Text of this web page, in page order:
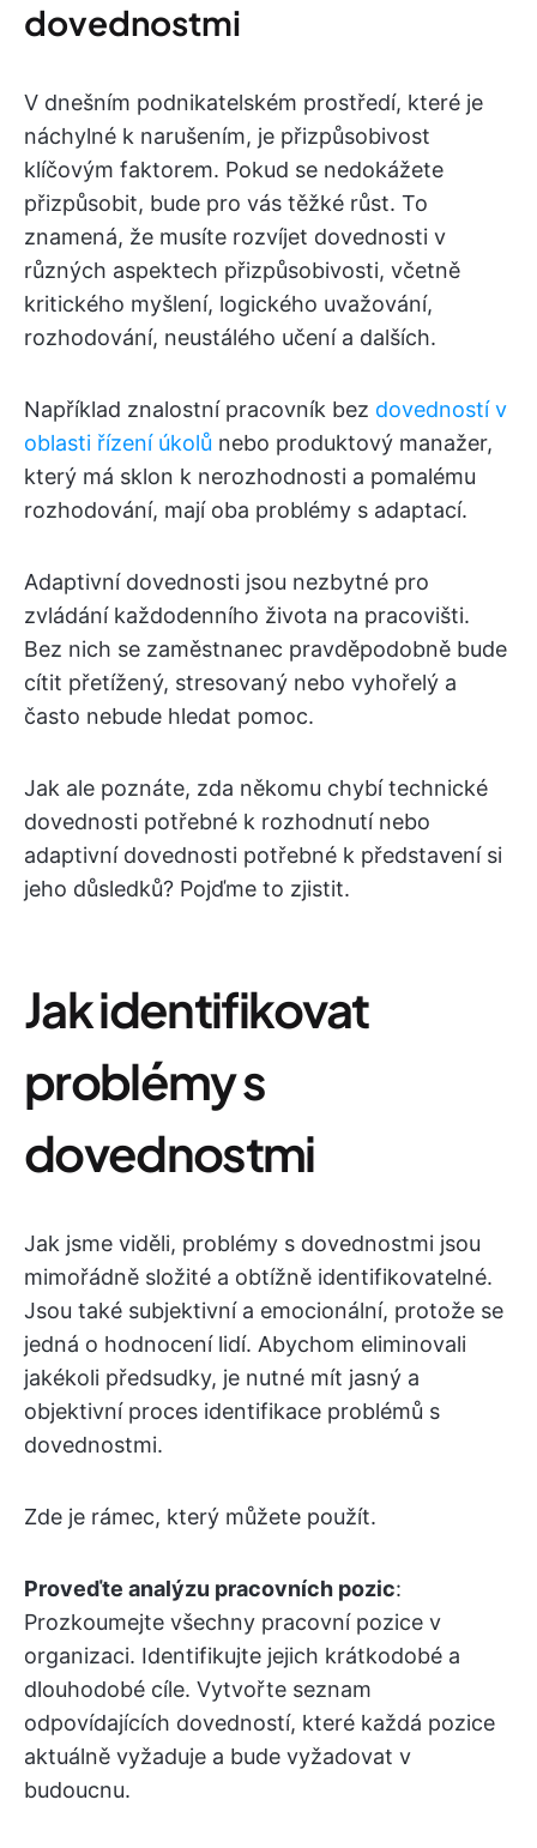
dovednostmi
V dnešním podnikatelském prostředí, které je
náchylné k narušením, je přizpůsobivost
klíčovým faktorem. Pokud se nedokážete
přizpůsobit, bude pro vás těžké růst. To
znamená, že musíte rozvíjet dovednosti v
různých aspektech přizpůsobivosti, včetně
kritického myšlení, logického uvažování,
rozhodování, neustálého učení a dalších.
Například znalostní pracovník bez dovedností v
oblasti řízení úkolů nebo produktový manažer,
který má sklon k nerozhodnosti a pomalému
rozhodování, mají oba problémy s adaptací.
Adaptivní dovednosti jsou nezbytné pro
zvládání každodenního života na pracovišti.
Bez nich se zaměstnanec pravděpodobně bude
cítit přetížený, stresovaný nebo vyhořelý a
často nebude hledat pomoc.
Jak ale poznáte, zda někomu chybí technické
dovednosti potřebné k rozhodnutí nebo
adaptivní dovednosti potřebné k představení si
jeho důsledků? Pojďme to zjistit.
Jak identifikovat
problémy s
dovednostmi
Jak jsme viděli, problémy s dovednostmi jsou
mimořádně složité a obtížně identifikovatelné.
Jsou také subjektivní a emocionální, protože se
jedná o hodnocení lidí. Abychom eliminovali
jakékoli předsudky, je nutné mít jasný a
objektivní proces identifikace problémů s
dovednostmi.
Zde je rámec, který můžete použít.
Proveďte analýzu pracovních pozic:
Prozkoumejte všechny pracovní pozice v
organizaci. Identifikujte jejich krátkodobé a
dlouhodobé cíle. Vytvořte seznam
odpovídajících dovedností, které každá pozice
aktuálně vyžaduje a bude vyžadovat v
budoucnu.